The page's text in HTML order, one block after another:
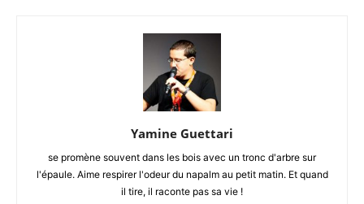
Yamine Guettari
se promène souvent dans les bois avec un tronc d'arbre sur
l'épaule. Aime respirer l'odeur du napalm au petit matin. Et quand
il tire, il raconte pas sa vie !